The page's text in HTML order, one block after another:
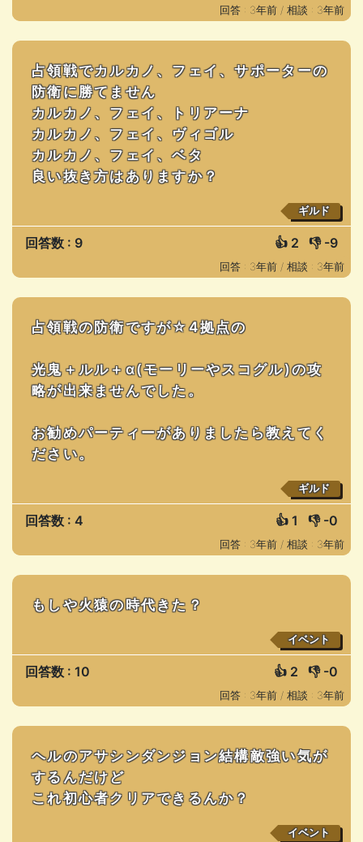
回答 : 3年前 / 相談 : 3年前
占領戦でカルカノ、フェイ、サポーターの
防衛に勝てません
カルカノ、フェイ、トリアーナ
カルカノ、フェイ、ヴィゴル
カルカノ、フェイ、ベタ
良い抜き方はありますか？
ギルド
回答数 : 9 👍 2 👎 -9
回答 : 3年前 / 相談 : 3年前
占領戦の防衛ですが☆4拠点の
光鬼＋ルル＋α(モーリーやスコグル)の攻
略が出来ませんでした。
お勧めパーティーがありましたら教えてく
ださい。
ギルド
回答数 : 4 👍 1 👎 -0
回答 : 3年前 / 相談 : 3年前
もしや火猿の時代きた？
イベント
回答数 : 10 👍 2 👎 -0
回答 : 3年前 / 相談 : 3年前
ヘルのアサシンダンジョン結構敵強い気が
するんだけど
これ初心者クリアできるんか？
イベント